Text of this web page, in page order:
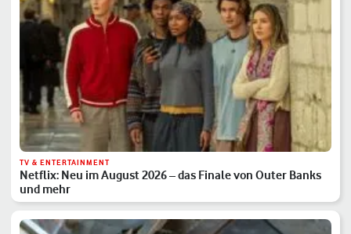
TV & ENTERTAINMENT
Netflix: Neu im August 2026 – das Finale von Outer Banks
und mehr